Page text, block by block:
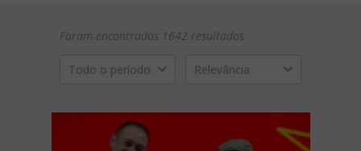
Foram encontrados 1642 resultados
Todo o período Relevância